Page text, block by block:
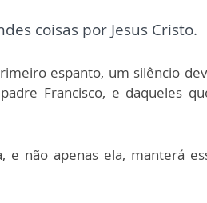
coisas por Jesus Cristo.
espanto, um silêncio
Francisco, e daqueles
e não apenas ela, manterá